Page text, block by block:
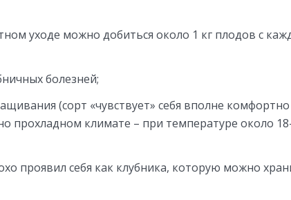
уходе можно добиться около 1 кг плодов с
болезней;
(сорт «чувствует» себя вполне комфортно
прохладном климате – при температуре около
проявил себя как клубника, которую можно